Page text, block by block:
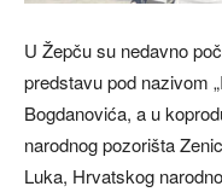
U Žepču su nedavno
predstavu pod nazivom
Bogdanovića, a u
narodnog pozorišta
Luka, Hrvatskog